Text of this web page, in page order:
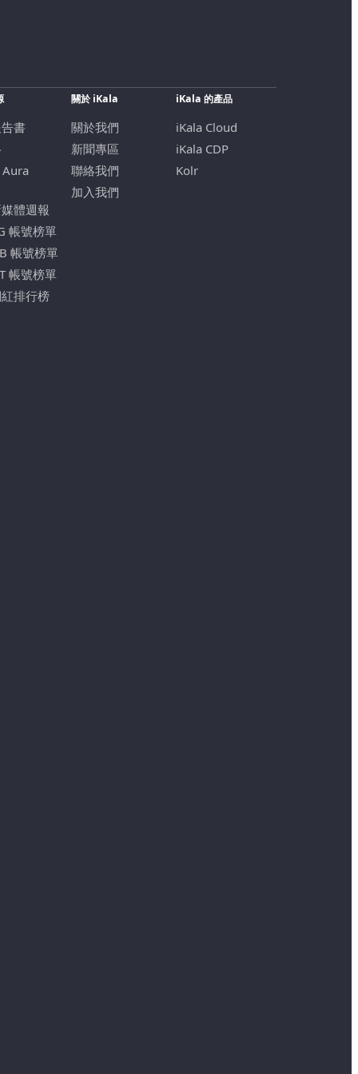
書
體週報
帳號榜單
帳號榜單
帳號榜單
排行榜
關於 iKala
關於我們
新聞專區
聯絡我們
加入我們
iKala 的產品
iKala Cloud
iKala CDP
Kolr